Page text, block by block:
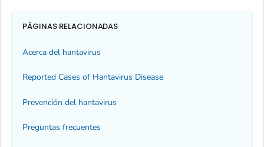
PÁGINAS RELACIONADAS
Acerca del hantavirus
Reported Cases of Hantavirus Disease
Prevención del hantavirus
Preguntas frecuentes